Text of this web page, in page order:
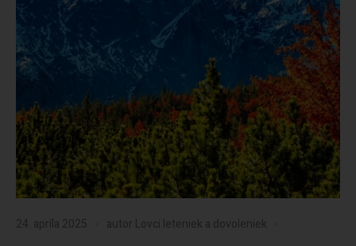
24. apríla 2025 autor Lovci leteniek a dovoleniek